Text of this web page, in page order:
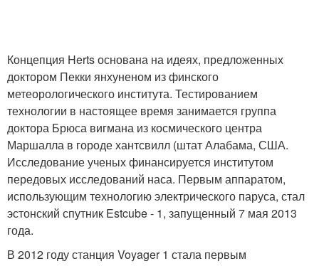
Концепция Herts основана на идеях, предложенных
доктором Пекки янхуненом из финского
метеорологического института. Тестированием
технологии в настоящее время занимается группа
доктора Брюса вигмана из космического центра
Маршалла в городе хантсвилл (штат Алабама, США.
Исследование ученых финансируется институтом
передовых исследований наса. Первым аппаратом,
использующим технологию электрического паруса, стал
эстонский спутник Estcube - 1, запущенный 7 мая 2013
года.
В 2012 году станция Voyager 1 стала первым